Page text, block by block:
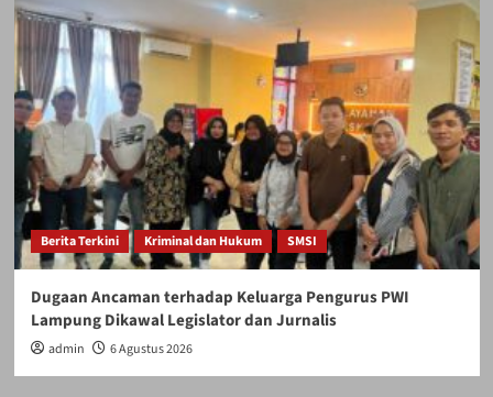
Berita Terkini Kriminal dan Hukum SMSI
Dugaan Ancaman terhadap Keluarga Pengurus PWI
Lampung Dikawal Legislator dan Jurnalis
admin 6 Agustus 2026